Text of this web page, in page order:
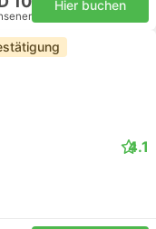
Hier buchen
4.1